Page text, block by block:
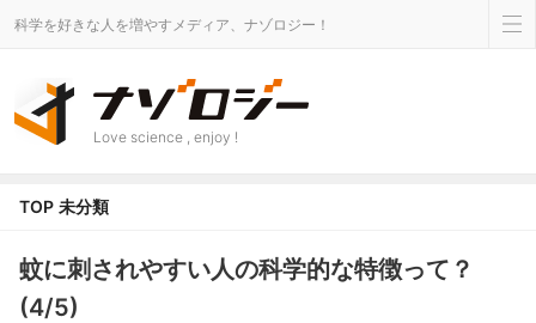
科学を好きな人を増やすメディア、ナゾロジー！
Love science , enjoy !
TOP 未分類
蚊に刺されやすい人の科学的な特徴って？
(4/5)